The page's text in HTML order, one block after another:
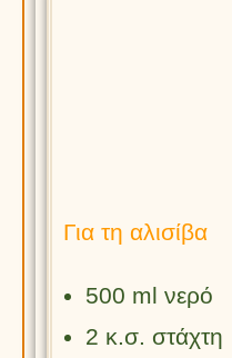
Για τη αλισίβα
500 ml νερό
2 κ.σ. στάχτη